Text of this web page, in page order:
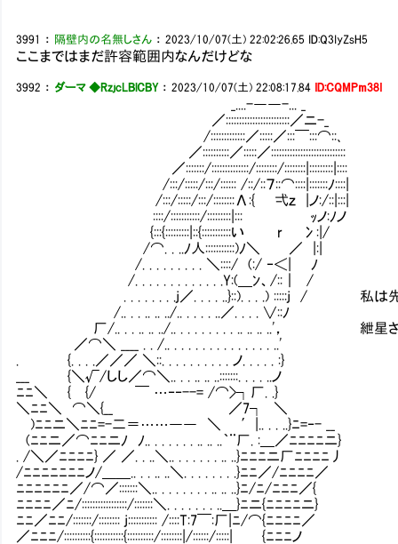
3991 ： 隔壁内の名無しさん ：2023/10/07(土) 22:02:26.65 ID:Q3IyZsH5
ここまではまだ許容範囲内なんだけどな
3992 ： ダーマ ◆RzjcLBlCBY：2023/10/07(土) 22:08:17.84 ID:CQMPm38I
_....-――-... _
／::::::::::::::::::::::::／ニ-_
/:::::::::::::／:::::／:::￣:::⌒::､
／::::::::::／:::::／::::::::::::::::::::::::::::
／:::::::/::::::::::::::/::::::::/::::::::|:::::::::|::::
/:::/:::::/:::/:::::: /::/::７::⌒::::|:::::::ﾉ::::|
/:::/:::::/:::/::::::::Λ:{ 弌ｚ |ノ:/::|:::|
::::/:::::::::::/:::::::::|::: ｯノ:ﾉノ
{:::{:::::::::|::{:::::::::::い r 冫:|/
/⌒. . ..ﾉ人:::::::::::)ﾉ＼ ／ |:|
/. . . . . . . . . ＼::::/ (:/ ‐＜| ﾉ
/. . . . . . . . . . . . .Y:(＿ﾝ、/::｜ /
. . . . . . . .j／. . . . ..}::). . . .) :::::j / 私は先生のお手伝
/.. . . .. .. ../.. . . . . ..／. . . . ∨::ﾉ
厂/.. . . .. .. ../.. . . . . . . . . .. .. .. ..'， 紲星さんに施し
／⌒＼ ____ . . /.. . . . . . . . . . . . . . . ..'
. {. . . .／／／ ＼::. . . . . . . . . . ノ. . . . . :}
___ {＼√/しし／⌒＼.. . . .. .. ..:::::::. . . . ..ノ
ﾆﾆ＼ { {/ ￣ …‐‐--= /⌒>┐厂. .}
＼ﾆﾆ＼ ⌒＼{__ ／7┐ ＼
)ﾆﾆニ＼ﾆﾆ=-二＝……―― ＼ ′|.. . . ..}ﾆ=‐- __
(ﾆﾆニ／⌒ﾆﾆニﾉ ﾉ.. . . . . . . .. .. ..｀¨厂. :＿／ﾆﾆﾆﾆニ}
. /＼／ﾆﾆﾆﾆ} ／ ／. . ..＼.. . . . . . . .. ..}ﾆﾆﾆニ厂ﾆﾆﾆﾆ丿
/ﾆﾆﾆﾆﾆﾆﾆノ/＿＿.. . . .. ..＼. . . . . . . .}ﾆﾆ／/ﾆﾆﾆﾆ／
ﾆﾆﾆﾆﾆﾆ／/⌒／:::::::＼.. . . . . . . . .. .. ..}ﾆ/ﾆ/ﾆﾆﾆ／{
ﾆﾆﾆﾆ／ﾆ/:::::::::::::::::/:::::::＼. . . . . . . ..＿}ﾆニ{ﾆﾆﾆﾆニ}
ﾆﾆ／ﾆﾆ/:::::::/:::::::: j::::::::::: /::::T:7￣:厂|ﾆ/⌒{ﾆﾆﾆﾆ／
／ﾆﾆﾆ/::::::::::{:::::::::::{::::::::::/::::::::|/::::::/:::::| {ﾆﾆﾆノ